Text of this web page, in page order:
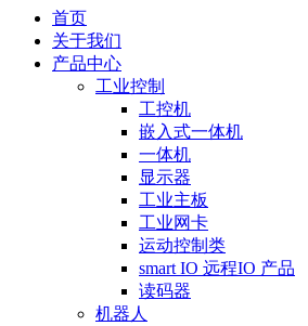
首页
关于我们
产品中心
工业控制
工控机
嵌入式一体机
一体机
显示器
工业主板
工业网卡
运动控制类
smart IO 远程IO 产品
读码器
机器人